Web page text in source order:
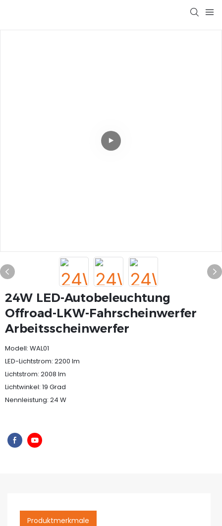
24W LED-Autobeleuchtung
Offroad-LKW-Fahrscheinwerfer
Arbeitsscheinwerfer
Modell: WAL01
LED-Lichtstrom: 2200 lm
Lichtstrom: 2008 lm
Lichtwinkel: 19 Grad
Nennleistung: 24 W
Produktmerkmale